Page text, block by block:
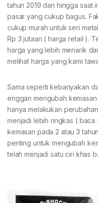
tahun 2019 dan hingga saat
pasar yang cukup bagus.
cukup murah untuk seri
Rp 3 jutaan ( harga retail ).
harga yang lebih menarik
melihat harga yang kami
Sama seperti kebanyakan
enggan mengubah
hanya melakukan
menjadi lebih ringkas (
kemasan pada 2 atau 3
penting untuk mengubah
telah menjadi satu ciri khas